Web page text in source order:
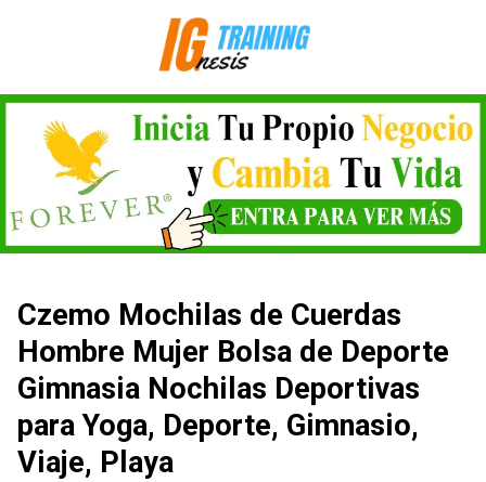
Czemo Mochilas de Cuerdas
Hombre Mujer Bolsa de Deporte
Gimnasia Nochilas Deportivas
para Yoga, Deporte, Gimnasio,
Viaje, Playa